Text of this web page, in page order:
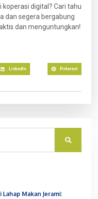
digital? Cari tahu
dan segera bergabung
dan menguntungkan!
LinkedIn Pinterest
Lahap Makan Jerami: